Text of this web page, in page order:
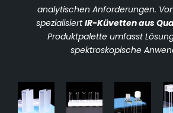
analytischen Anforderungen.
spezialisiertIR-Küvetten aus
Produktpalette umfasst
spektroskopische